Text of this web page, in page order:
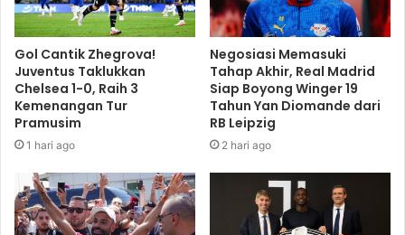
Gol Cantik Zhegrova!
Juventus Taklukkan
Chelsea 1-0, Raih 3
Kemenangan Tur
Pramusim
1 hari ago
Negosiasi Memasuki
Tahap Akhir, Real Madrid
Siap Boyong Winger 19
Tahun Yan Diomande dari
RB Leipzig
2 hari ago